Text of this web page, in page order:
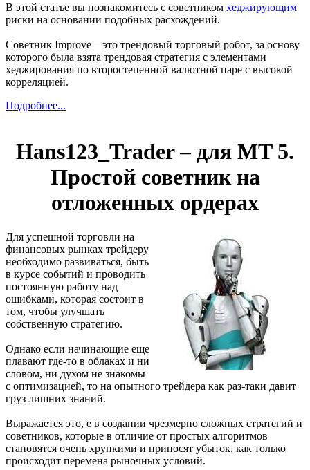
В этой статье вы познакомитесь с советником хеджирующим
риски на основании подобных расхождений.
Советник Improve – это трендовый торговый робот, за основу
которого была взята трендовая стратегия с элементами
хеджирования по второстепенной валютной паре с высокой
корреляцией.
Подробнее...
Hans123_Trader – для MT 5.
Простой советник на
отложенных ордерах
Для успешной торговли на
финансовых рынках трейдеру
необходимо развиваться, быть
в курсе событий и проводить
постоянную работу над
ошибками, которая состоит в
том, чтобы улучшать
собственную стратегию.
Однако если начинающие еще
плавают где-то в облаках и ни
словом, ни духом не знакомы
с оптимизацией, то на опытного трейдера как раз-таки давит
груз лишних знаний.
Выражается это, е в создании чрезмерно сложных стратегий и
советников, которые в отличие от простых алгоритмов
становятся очень хрупкими и приносят убыток, как только
происходит перемена рыночных условий.